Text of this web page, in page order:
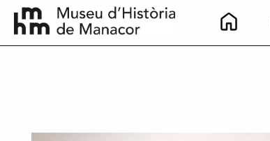
Vés al contingut
Main
navigation